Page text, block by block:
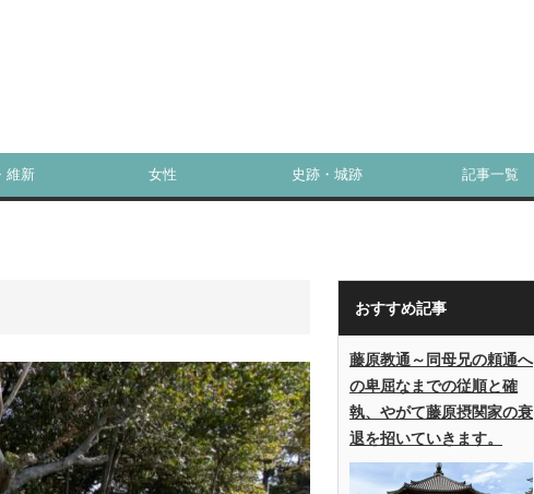
維新 女性 史跡・城跡 記事一覧
おすすめ記事
藤原教通～同母兄の頼通へ
の卑屈なまでの従順と確
執、やがて藤原摂関家の衰
退を招いていきます。